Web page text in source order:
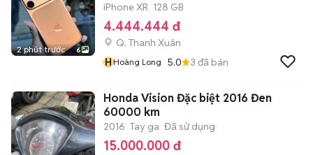
2 phút trước 6
iPhone XR 128 GB
4.444.444 đ
Q. Thanh Xuân
HHoàng Long 5.0 3 đã bán
Honda Vision Đặc biệt 2016 Đen
60000 km
2016 Tay ga Đã sử dụng
15.000.000 đ